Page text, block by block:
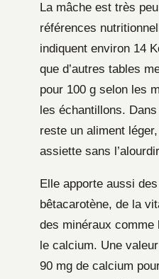
La mâche est très
références
indiquent environ 14
que d’autres tables
pour 100 g selon les
les échantillons.
reste un aliment
assiette sans
Elle apporte aussi
bêtacarotène, de la
des minéraux
le calcium. Une
90 mg de calcium